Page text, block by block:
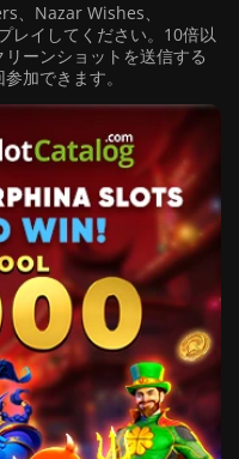
、Nazar Wishes、
イしてください。10倍以
ーンショットを送信する
加できます。